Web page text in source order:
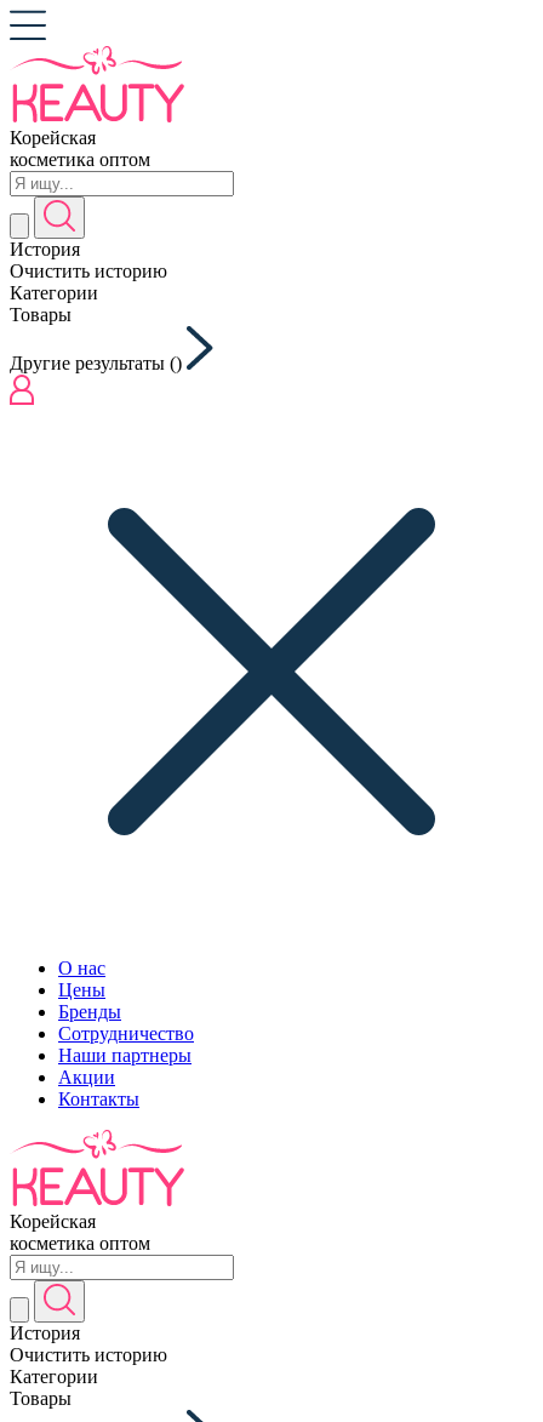
Корейская
косметика оптом
История
Очистить историю
Категории
Товары
Другие результаты ()
О нас
Цены
Бренды
Сотрудничество
Наши партнеры
Акции
Контакты
Корейская
косметика оптом
История
Очистить историю
Категории
Товары